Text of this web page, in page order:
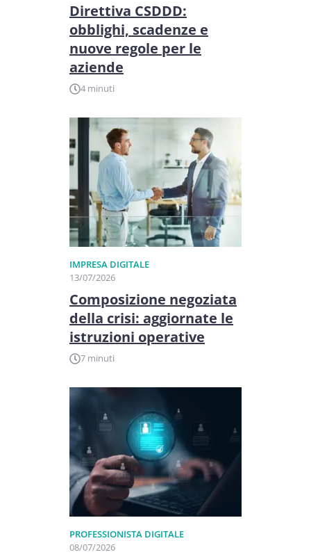
Direttiva CSDDD:
obblighi, scadenze e
nuove regole per le
aziende
4 minuti
IMPRESA DIGITALE
13/07/2026
Composizione negoziata
della crisi: aggiornate le
istruzioni operative
7 minuti
PROFESSIONISTA DIGITALE
08/07/2026